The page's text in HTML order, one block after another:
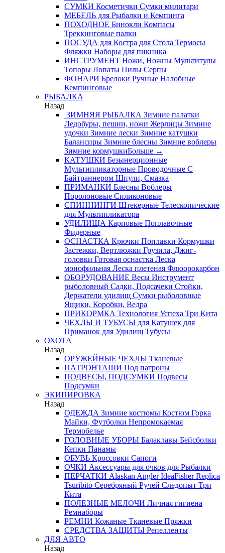
СУМКИ Косметички Сумки милитари
МЕБЕЛЬ для Рыбалки и Кемпинга
ПОХОДНОЕ Бинокли Компасы
Треккинговые палки
ПОСУДА для Костра для Стола Термосы
Фляжки Наборы для пикника
ИНСТРУМЕНТ Ножи, Ножны Мультитулы
Топоры Лопаты Пилы Серпы
ФОНАРИ Брелоки Ручные Налобные
Кемпинговые
РЫБАЛКА
Назад
ЗИМНЯЯ РЫБАЛКА Зимние палатки
Ледобуры, пешни, ножи Жерлицы Зимние
удочки Зимние лески Зимние катушки
Балансиры Зимние блесны Зимние воблеры
Зимние кормушкиБольше →
КАТУШКИ Безынерционные
Мультипликаторные Проводочные С
Байтраннером Шпули, Смазка
ПРИМАНКИ Блесны Воблеры
Поролоновые Силиконовые
СПИННИНГИ Штекерные Телескопические
для Мультипликатора
УДИЛИЩА Карповые Поплавочные
Фидерные
ОСНАСТКА Крючки Поплавки Кормушки
Застежки, Вертлюжки Грузила, Джиг-
головки Готовая оснастка Леска
монофильная Леска плетеная Флюорокарбон
ОБОРУДОВАНИЕ Весы Инструмент
рыболовный Садки, Подсачеки Стойки,
Держатели удилищ Сумки рыболовные
Ящики, Коробки, Ведра
ПРИКОРМКА Технология Успеха Три Кита
ЧЕХЛЫ И ТУБУСЫ для Катушек для
Приманок для Удилищ Тубусы
ОХОТА
Назад
ОРУЖЕЙНЫЕ ЧЕХЛЫ Тканевые
ПАТРОНТАШИ Под патроны
ПОДВЕСЫ, ПОДСУМКИ Подвесы
Подсумки
ЭКИПИРОВКА
Назад
ОДЕЖДА Зимние костюмы Костюм Горка
Майки, Футболки Непромокаемая
Термобелье
ГОЛОВНЫЕ УБОРЫ Балаклавы Бейсболки
Кепки Панамы
ОБУВЬ Кроссовки Сапоги
ОЧКИ Аксессуары для очков для Рыбалки
ПЕРЧАТКИ Alaskan AnglerIdeaFisherReplica
Tsuribito Серебряный Ручей Следопыт Три
Кита
ПОЛЕЗНЫЕ МЕЛОЧИ Личная гигиена
Ремнаборы
РЕМНИ Кожаные Тканевые Пряжки
СРЕДСТВА ЗАЩИТЫ Репелленты
ДЛЯ АВТО
Назад